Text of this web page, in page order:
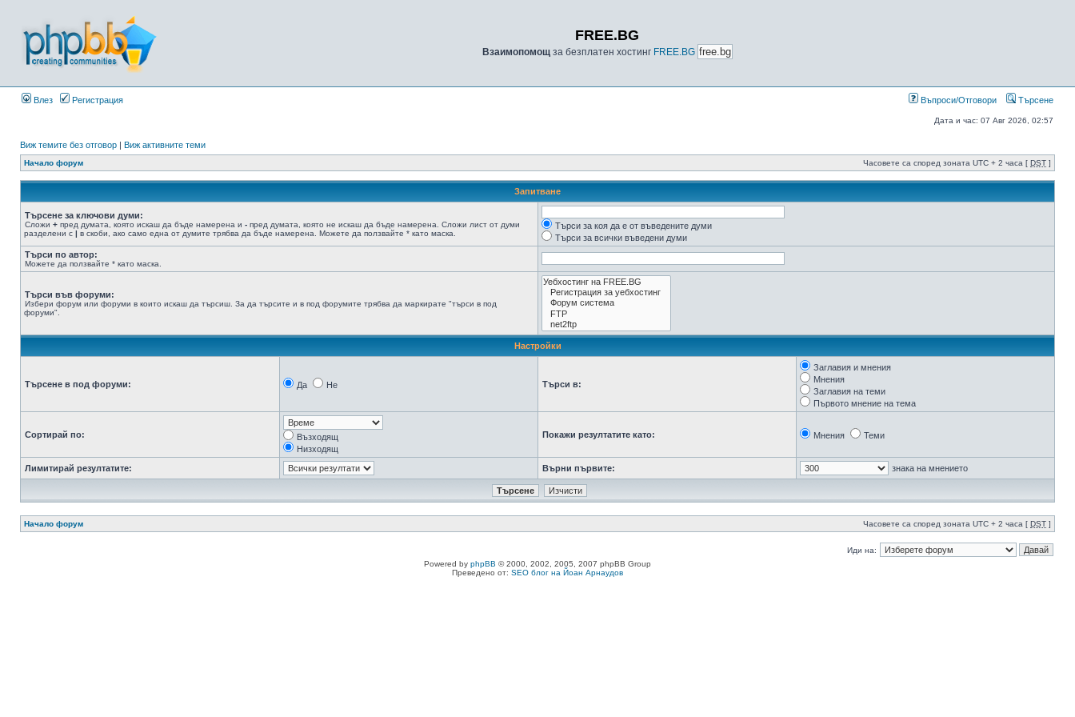
FREE.BG
Взаимопомощза безплатен хостинг FREE.BG
Влез Регистрация Въпроси/Отговори Търсене
Дата и час: 07 Авг 2026, 02:57
Виж темите без отговор | Виж активните теми
Начало форум Часовете са според зоната UTC + 2 часа [ DST ]
Запитване
Търсене за ключови думи:
Сложи + пред думата, която искаш да бъде намерена и - пред думата, която не искаш да бъде намерена. Сложи лист от думи
разделени с | в скоби, ако само една от думите трябва да бъде намерена. Можете да ползвайте * като маска.
Търси за коя да е от въведените думи
Търси за всички въведени думи
Търси по автор:
Можете да ползвайте * като маска.
Търси във форуми:
Избери форум или форуми в които искаш да търсиш. За да търсите и в под форумите трябва да маркирате "търси в под
форуми".
Настройки
Търсене в под форуми: Да Не Търси в:
Заглавия и мнения
Мнения
Заглавия на теми
Първото мнение на тема
Сортирай по:
Възходящ
Низходящ
Покажи резултатите като: Мнения Теми
Лимитирай резултатите: Върни първите: знака на мнението
Начало форум Часовете са според зоната UTC + 2 часа [ DST ]
Иди на:
Powered by phpBB © 2000, 2002, 2005, 2007 phpBB Group
Преведено от: SEO блог на Йоан Арнаудов